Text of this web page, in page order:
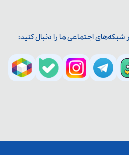
شبکه‌های اجتماعی ما را دنبال کنید: